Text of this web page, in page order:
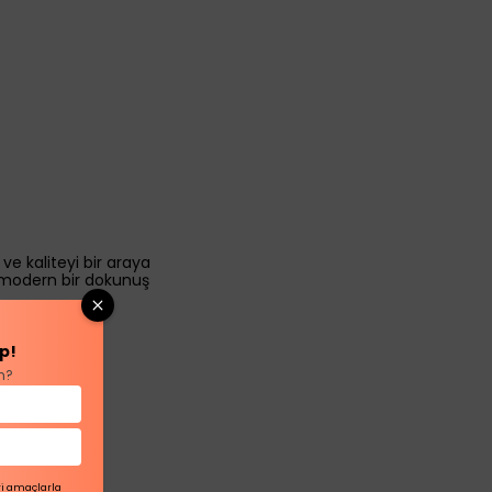
ve kaliteyi bir araya
bir dokunuş
amaçlarla